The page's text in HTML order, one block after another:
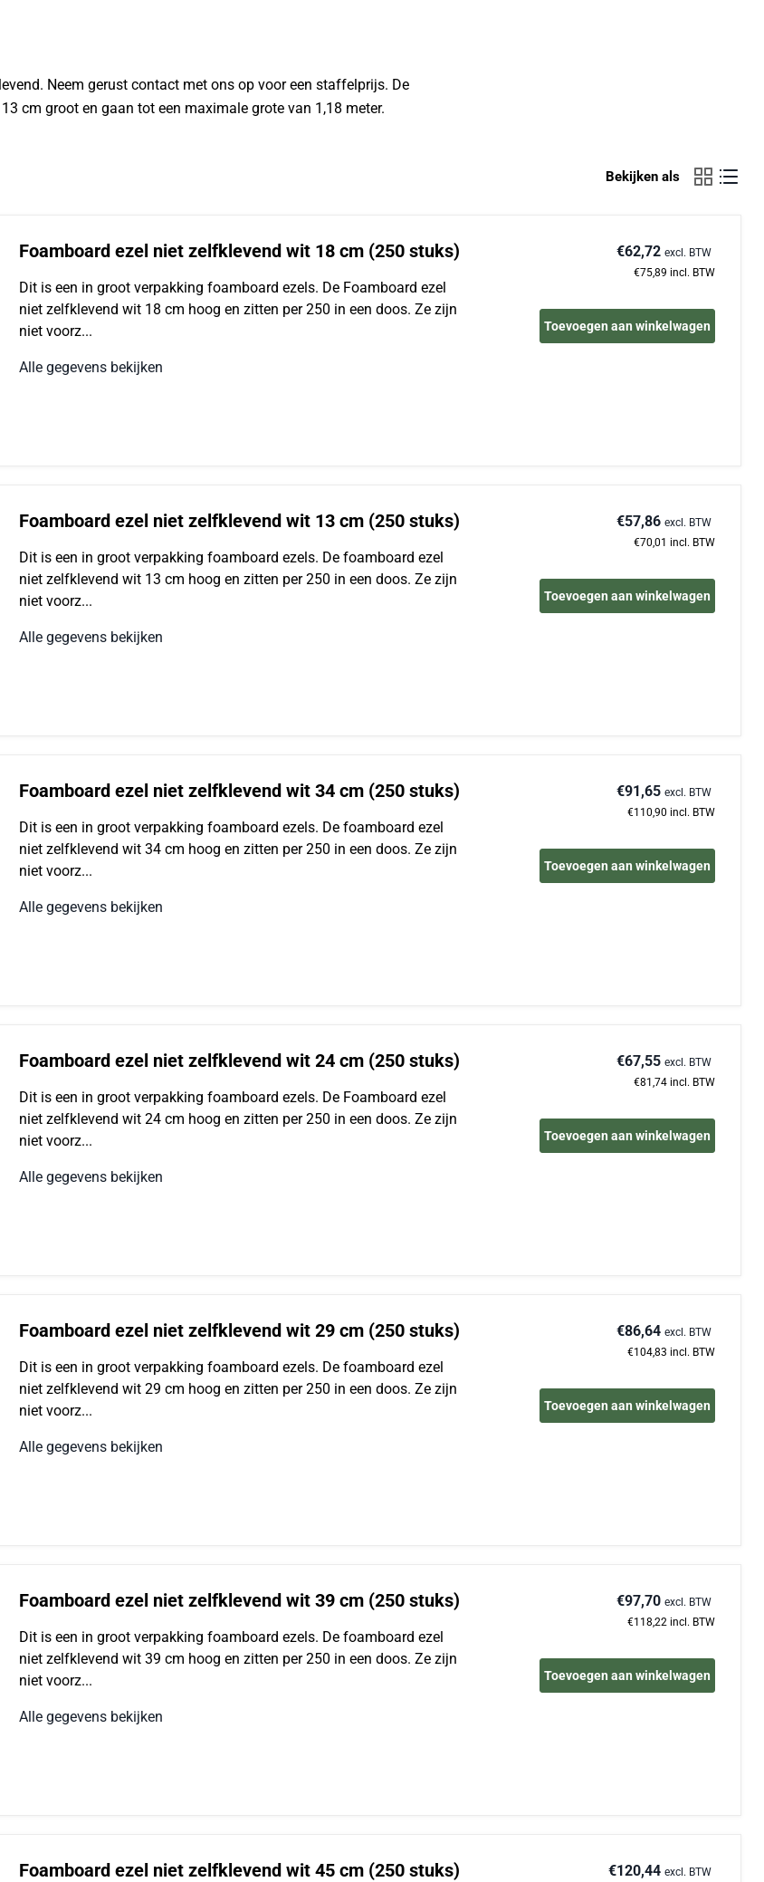
Neem gerust contact met ons op voor een staffelprijs. De
cm groot en gaan tot een maximale grote van 1,18 meter.
Bekijken als
Foamboard ezel niet zelfklevend wit 18 cm (250 stuks)
Dit is een in groot verpakking foamboard ezels. De Foamboard ezel
niet zelfklevend wit 18 cm hoog en zitten per 250 in een doos. Ze zijn
niet voorz...
Alle gegevens bekijken
€62,72 excl. BTW
€75,89 incl. BTW
Toevoegen aan winkelwagen
Foamboard ezel niet zelfklevend wit 13 cm (250 stuks)
Dit is een in groot verpakking foamboard ezels. De foamboard ezel
niet zelfklevend wit 13 cm hoog en zitten per 250 in een doos. Ze zijn
niet voorz...
Alle gegevens bekijken
€57,86 excl. BTW
€70,01 incl. BTW
Toevoegen aan winkelwagen
Foamboard ezel niet zelfklevend wit 34 cm (250 stuks)
Dit is een in groot verpakking foamboard ezels. De foamboard ezel
niet zelfklevend wit 34 cm hoog en zitten per 250 in een doos. Ze zijn
niet voorz...
Alle gegevens bekijken
€91,65 excl. BTW
€110,90 incl. BTW
Toevoegen aan winkelwagen
Foamboard ezel niet zelfklevend wit 24 cm (250 stuks)
Dit is een in groot verpakking foamboard ezels. De Foamboard ezel
niet zelfklevend wit 24 cm hoog en zitten per 250 in een doos. Ze zijn
niet voorz...
Alle gegevens bekijken
€67,55 excl. BTW
€81,74 incl. BTW
Toevoegen aan winkelwagen
Foamboard ezel niet zelfklevend wit 29 cm (250 stuks)
Dit is een in groot verpakking foamboard ezels. De foamboard ezel
niet zelfklevend wit 29 cm hoog en zitten per 250 in een doos. Ze zijn
niet voorz...
Alle gegevens bekijken
€86,64 excl. BTW
€104,83 incl. BTW
Toevoegen aan winkelwagen
Foamboard ezel niet zelfklevend wit 39 cm (250 stuks)
Dit is een in groot verpakking foamboard ezels. De foamboard ezel
niet zelfklevend wit 39 cm hoog en zitten per 250 in een doos. Ze zijn
niet voorz...
Alle gegevens bekijken
€97,70 excl. BTW
€118,22 incl. BTW
Toevoegen aan winkelwagen
Foamboard ezel niet zelfklevend wit 45 cm (250 stuks) €120,44 excl. BTW